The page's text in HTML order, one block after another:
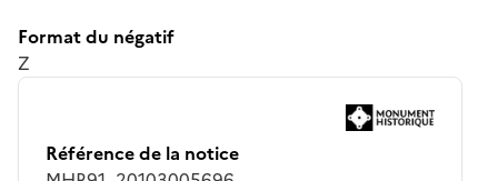
Format du négatif
Z
Référence de la notice